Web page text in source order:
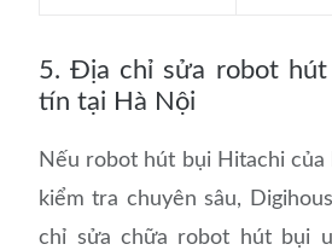
5. Địa chỉ sửa robot
tín tại Hà Nội
Nếu robot hút bụi Hitachi của
kiểm tra chuyên sâu,
chỉ sửa chữa robot hút bụi